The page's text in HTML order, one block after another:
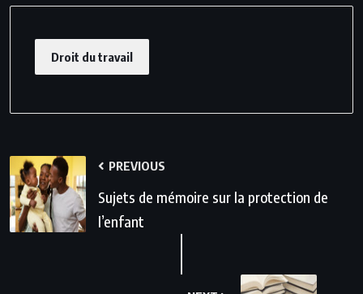
Droit du travail
PREVIOUS
Sujets de mémoire sur la protection de
l’enfant